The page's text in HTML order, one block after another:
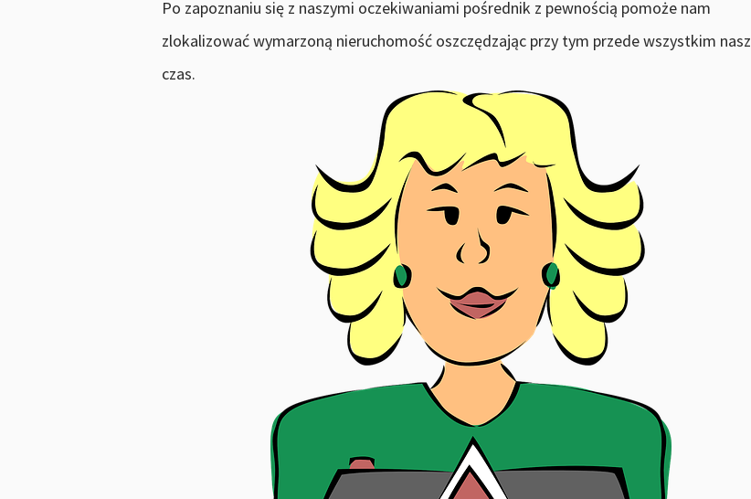
Po zapoznaniu się z naszymi oczekiwaniami pośrednik z pewnością pomoże nam
zlokalizować wymarzoną nieruchomość oszczędzając przy tym przede wszystkim nasz
czas.